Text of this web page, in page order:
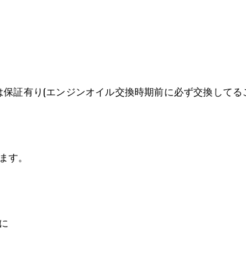
証有り(エンジンオイル交換時期前に必ず交換して
。